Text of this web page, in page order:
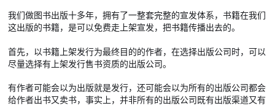
我们做图书出版十多年，拥有了一整套完整的宣发体系，书籍在我们
这出版的书籍，是可以免费走上架宣发，把书籍传播出去的。
首先，以书籍上架发行为最终目的的作者，在选择出版公司时，可以
尽量选择有上架发行售书资质的出版公司。
有作者可能会以为出版就是发行，还可能会以为所有的出版公司都会
给作者出书又卖书，事实上，并非所有的出版公司既有出版渠道又有